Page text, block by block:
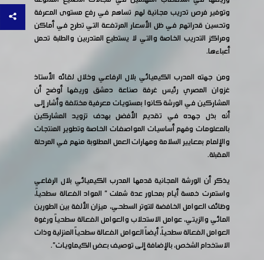
وتوفير فرص تدريب مجانية لهم تساهم في رفع مستوى المعرفة
وتحسين قدراتهم في ظل الأسعار المرتفعة التي تطرح في أماكن
ومراكز التدريب الخاصة والتي لا يستطيع المتدربين والطلبة تحمل
أعباءها.
ومن جهته المدرب الكيميائي بلال الرفاعي وخلال لقائه الأستاذ
غزوان المصري رئيس غرفة صناعة دمشق وريفها أوضح أن
المشاركين في الورشة كانوا بمستويات معرفية مختلفة وأشار إلى
أنه بذل جهده في تقديم الأفضل بهدف تزويد المشاركين
بالمعلومات وفهم أساسيات المواصفات الخاصة وتطوير المنتجات
والإلمام بمعايير السلامة ومهارات العمل المطلوبة منهم في المرحلة
المقبلة.
يذكر أن الورشة المجانية قدمها المدرب الكيميائي بلال الرفاعي
واستمرت خمسة أيام بمحاور عدة شملت " المواد الفعالة سطحياً،
وظائف العوامل الخافضة للتوتر السطحي، ميزان الألفة بين الطورين
المائي والزيتي، عوامل الاستحلاب والعوامل الفعالة سطحياً ورغوة
العوامل الفعالة سطحياً، أيضاً العوامل الفعالة سطحياً المنزلية وذات
الاستخدام الشخص، بالإضافة إلى توصيف بعض الكيماويات".